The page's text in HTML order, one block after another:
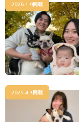
2026.1.9掲載
2025.4.3掲載